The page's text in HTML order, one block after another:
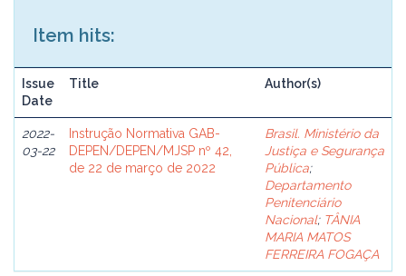
Item hits:
Issue
Date
Title Author(s)
2022-
03-22
Instrução Normativa GAB-
DEPEN/DEPEN/MJSP nº 42,
de 22 de março de 2022
Brasil. Ministério da
Justiça e Segurança
Pública;
Departamento
Penitenciário
Nacional; TÂNIA
MARIA MATOS
FERREIRA FOGAÇA